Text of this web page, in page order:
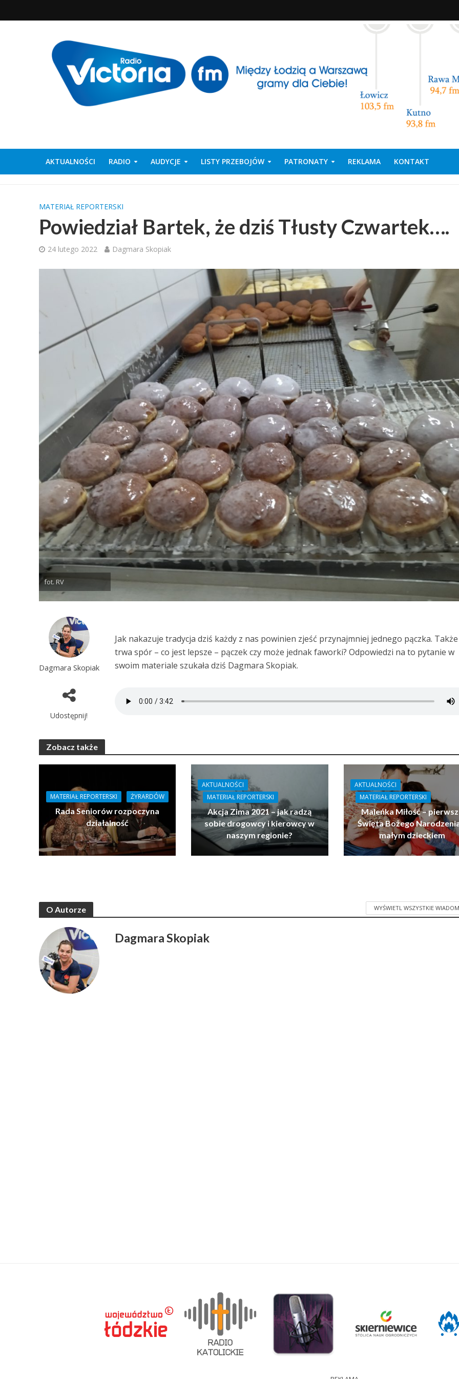
AKTUALNOŚCI RADIO AUDYCJE LISTY PRZEBOJÓW PATRONATY REKLAMA KONTAKT
MATERIAŁ REPORTERSKI
Powiedział Bartek, że dziś Tłusty Czwartek….
24 lutego 2022 Dagmara Skopiak
fot. RV
Dagmara Skopiak
Udostępnij!
Jak nakazuje tradycja dziś każdy z nas powinien zjeść przynajmniej jednego pączka.
trwa spór – co jest lepsze – pączek czy może jednak faworki? Odpowiedzi na to pytanie w
swoim materiale szukała dziś Dagmara Skopiak.
Zobacz także
MATERIAŁ REPORTERSKI ŻYRARDÓW
Rada Seniorów rozpoczyna
działalność
AKTUALNOŚCI
MATERIAŁ REPORTERSKI
Akcja Zima 2021 – jak radzą
sobie drogowcy i kierowcy w
naszym regionie?
AKTUALNOŚCI
MATERIAŁ REPORTERSKI
Maleńka Miłość –
Święta Bożego
małym dzieckiem
O Autorze WYŚWIETL WSZYSTKIE
Dagmara Skopiak